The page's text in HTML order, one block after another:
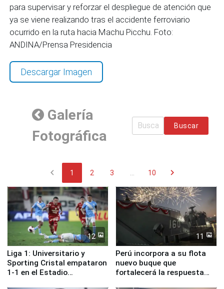
para supervisar y reforzar el despliegue de atención que
ya se viene realizando tras el accidente ferroviario
ocurrido en la ruta hacia Machu Picchu. Foto:
ANDINA/Prensa Presidencia
Descargar Imagen
Galería
Fotográfica
Buscar
chevron_left 1 2 3 10 chevron_right
12
Liga 1: Universitario y
Sporting Cristal empataron
1-1 en el Estadio
11
Perú incorpora a su flota
nuevo buque que
fortalecerá la respuesta